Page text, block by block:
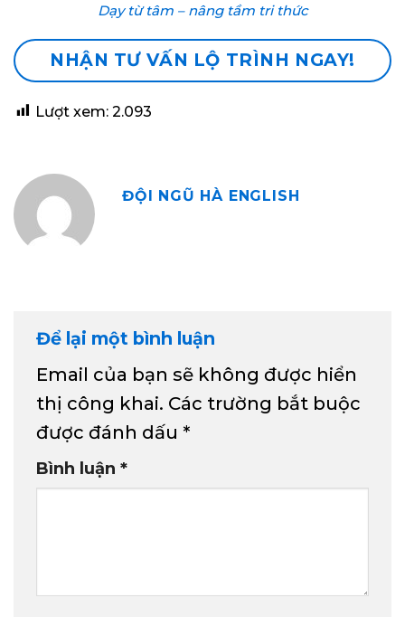
Dạy từ tâm – nâng tầm tri thức
NHẬN TƯ VẤN LỘ TRÌNH NGAY!
Lượt xem: 2.093
ĐỘI NGŨ HÀ ENGLISH
Để lại một bình luận
Email của bạn sẽ không được hiển
thị công khai. Các trường bắt buộc
được đánh dấu *
Bình luận *